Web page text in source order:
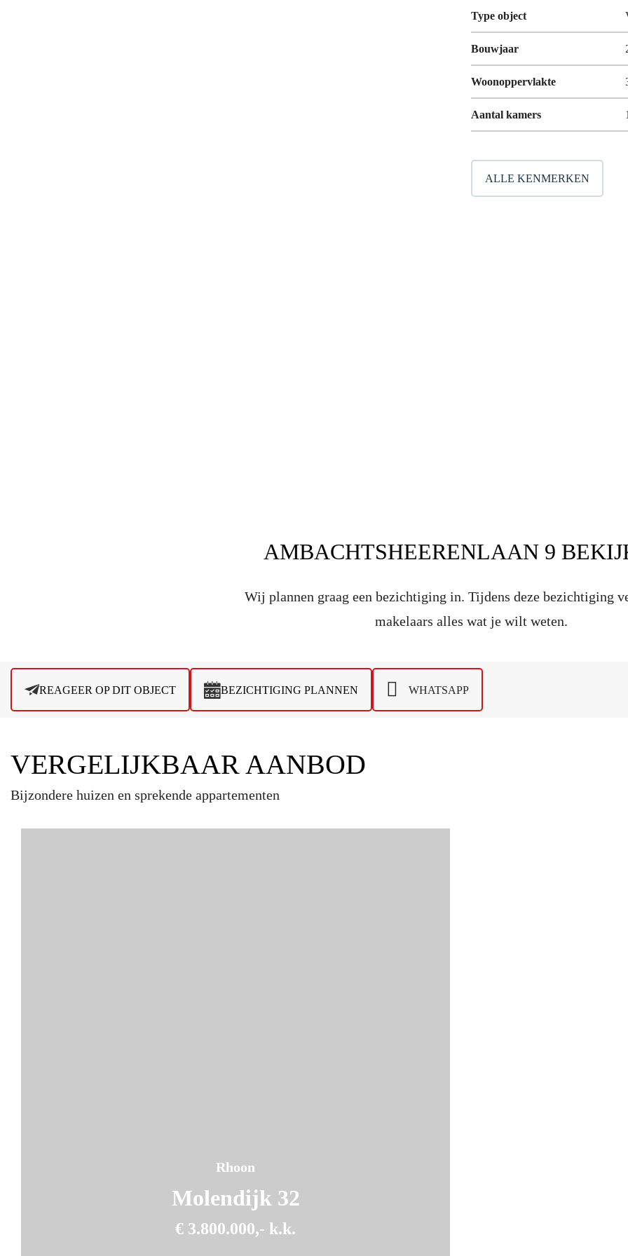
Type object
Bouwjaar
Woonoppervlakte
Aantal kamers
ALLE KENMERKEN
AMBACHTSHEERENLAAN 9
Wij plannen graag een bezichtiging in. Tijdens deze bezichtiging
makelaars alles wat je wilt weten.
REAGEER OP DIT OBJECT BEZICHTIGING PLANNEN WHATSAPP
VERGELIJKBAAR AANBOD
Bijzondere huizen en sprekende appartementen
Rhoon
Molendijk 32
€ 3.800.000,- k.k.